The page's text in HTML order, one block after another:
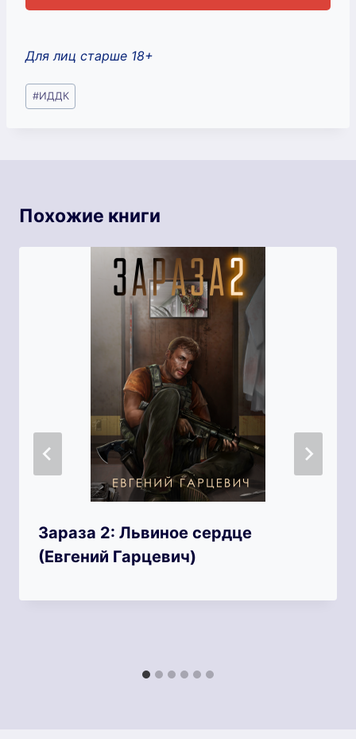
Для лиц старше 18+
Метки
записи:
#ИДДК
Похожие книги
Зараза 2: Львиное сердце
(Евгений Гарцевич)